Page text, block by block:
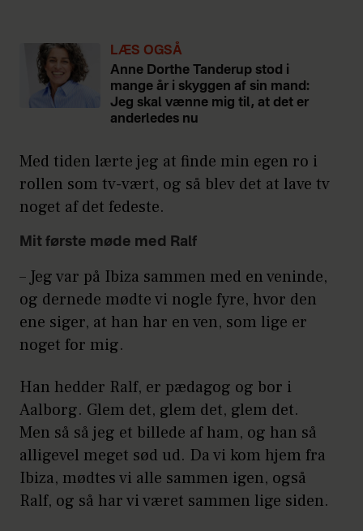
LÆS OGSÅ
Anne Dorthe Tanderup stod i
mange år i skyggen af sin mand:
Jeg skal vænne mig til, at det er
anderledes nu
Med tiden lærte jeg at finde min egen ro i
rollen som tv-vært, og så blev det at lave tv
noget af det fedeste.
Mit første møde med Ralf
– Jeg var på Ibiza sammen med en veninde,
og dernede mødte vi nogle fyre, hvor den
ene siger, at han har en ven, som lige er
noget for mig.
Han hedder Ralf, er pædagog og bor i
Aalborg. Glem det, glem det, glem det.
Men så så jeg et billede af ham, og han så
alligevel meget sød ud. Da vi kom hjem fra
Ibiza, mødtes vi alle sammen igen, også
Ralf, og så har vi været sammen lige siden.